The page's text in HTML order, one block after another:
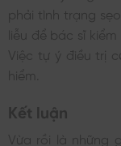
phải tình trạng
liễu để bác sĩ
Việc tự ý điều trị
hiểm.
Kết luận
Vừa rồi là những